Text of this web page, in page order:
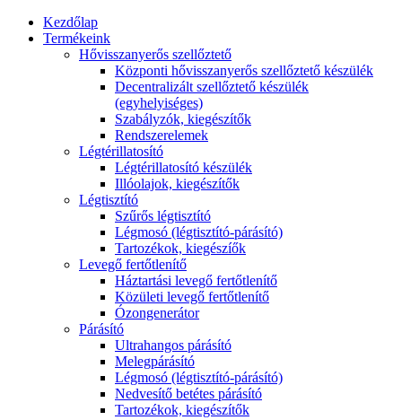
Kezdőlap
Termékeink
Hővisszanyerős szellőztető
Központi hővisszanyerős szellőztető készülék
Decentralizált szellőztető készülék
(egyhelyiséges)
Szabályzók, kiegészítők
Rendszerelemek
Légtérillatosító
Légtérillatosító készülék
Illóolajok, kiegészítők
Légtisztító
Szűrős légtisztító
Légmosó (légtisztító-párásító)
Tartozékok, kiegészíők
Levegő fertőtlenítő
Háztartási levegő fertőtlenítő
Közületi levegő fertőtlenítő
Ózongenerátor
Párásító
Ultrahangos párásító
Melegpárásító
Légmosó (légtisztító-párásító)
Nedvesítő betétes párásító
Tartozékok, kiegészítők